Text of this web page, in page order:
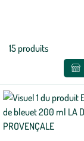
Liste
appliqués
15 produits